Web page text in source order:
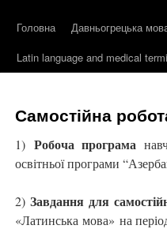
Головна Давньогрецька
Latin language and medical
Самостійна
1) Робоча програма
освітньої програми
2)Завдання для
«Латинська мова» на